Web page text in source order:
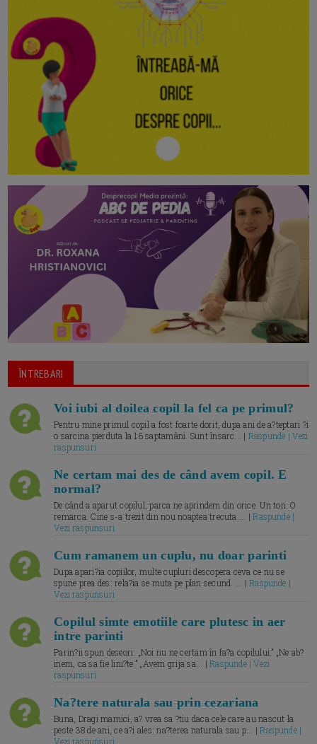
ÎNTREBARI
Voi iubi al doilea copil la fel ca pe primul?
Pentru mine primul copil a fost foarte dorit, dupa ani de a?teptari ?i
o sarcina pierduta la 16 saptamâni. Sunt însarc... | Raspunde | Vezi
raspunsuri
Ne certam mai des de când avem copil. E
normal?
De când a aparut copilul, parca ne aprindem din orice. Un ton. O
remarca. Cine s-a trezit din nou noaptea trecuta.... |Raspunde |
Vezi raspunsuri
Cum ramanem un cuplu, nu doar parinti
Dupa apari?ia copiilor, multe cupluri descopera ceva ce nu se
spune prea des: rela?ia se muta pe plan secund. ... |Raspunde |
Vezi raspunsuri
Copilul simte emotiile care plutesc in aer
intre parinti
Parin?ii spun deseori: „Noi nu ne certam în fa?a copilului.” „Ne ab?
inem, ca sa fie lini?te.” „Avem grija sa... |Raspunde | Vezi
raspunsuri
Na?tere naturala sau prin cezariana
Buna, Dragi mamici, a? vrea sa ?tiu daca cele care au nascut la
peste 38 de ani, ce a?i ales: na?terea naturala sau p... |Raspunde |
Vezi raspunsuri